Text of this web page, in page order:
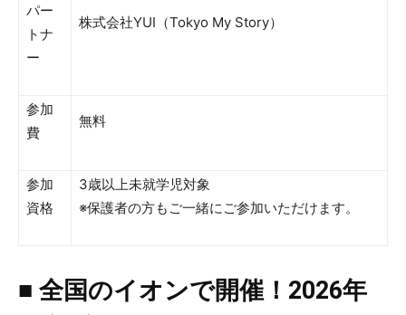
パー
トナ
ー
株式会社YUI（Tokyo My Story）
参加
費
無料
参加
資格
3歳以上未就学児対象
※保護者の方もご一緒にご参加いただけます。
■ 全国のイオンで開催！2026年